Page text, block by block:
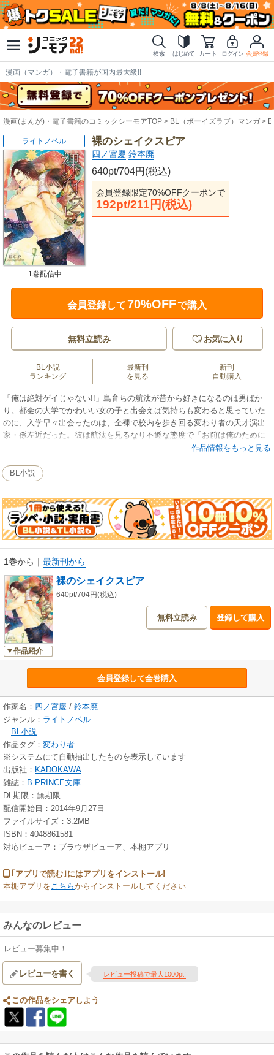
検索 はじめて カート ログイン 会員登録
漫画（マンガ）・電子書籍が国内最大級!!
漫画(まんが)・電子書籍のコミックシーモアTOP BL（ボーイズラブ）マンガ
裸のシェイクスピア
四ノ宮慶 鈴本廃
640pt/704円(税込)
会員登録限定70%OFFクーポンで
192pt/211円(税込)
ライトノベル
1巻配信中
会員登録して70%OFFで購入
無料立読み お気に入り
BL小説
ランキング
最新刊
を見る
新刊
自動購入
「俺は絶対ゲイじゃない!!」島育ちの航汰が昔から好きになるのは男ばか
り。都会の大学でかわいい女の子と出会えば気持ちも変わると思っていた
のに、入学早々出会ったのは、全裸で校内を歩き回る変わり者の天才演出
家・孫左近だった。彼は航汰を見るなり不遜な態度で「お前は俺のために
ここへ来た」と言い放ち、そのまま自分の主宰する演劇部に拉致してしま
作品情報をもっと見る
BL小説
1巻から ｜ 最新刊から
作品紹介
裸のシェイクスピア
640pt/704円(税込)
無料立読み 登録して購入
会員登録して全巻購入
作家名： 四ノ宮慶 / 鈴本廃
ジャンル： ライトノベル
BL小説
作品タグ： 変わり者
※システムにて自動抽出したものを表示しています
出版社： KADOKAWA
雑誌： B-PRINCE文庫
DL期限：無期限
配信開始日：2014年9月27日
ファイルサイズ：3.2MB
ISBN：4048861581
対応ビューア：ブラウザビューア、本棚アプリ
｢アプリで読む｣にはアプリをインストール!
本棚アプリをこちらからインストールしてください
みんなのレビュー
レビュー募集中！
レビューを書く レビュー投稿で最大1000pt!
この作品をシェアしよう